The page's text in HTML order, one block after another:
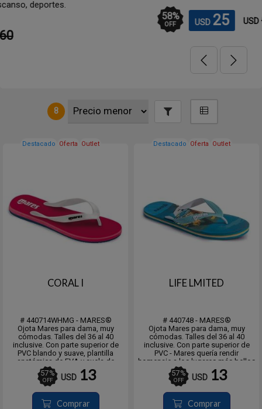
60
8
Destacado Oferta Outlet
CORAL I
# 440714WHMG - MARES®
Ojota Mares para dama, muy
cómodas. Talles del 36 al 40
inclusive. Con parte superior de
PVC blando y suave, plantilla
anatómica de EVA y suela de
goma EVA.
57%
OFF USD 13
Comprar
Destacado Oferta Outlet
LIFE LMITED
# 440748 - MARES®
Ojota Mares para dama, muy
cómodas. Talles del 36 al 40
inclusive. Con parte superior de
PVC - Mares quería rendir
homenaje a los lugares más bellos
de Italia, Terre, Portofino, Capri y
Matera, con modelos Limited por
su originalidad y comodidad.
57%
OFF USD 13
Comprar